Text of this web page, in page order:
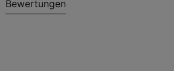
Bewertungen